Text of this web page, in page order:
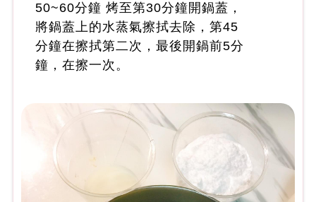
50~60分鐘 烤至第30分鐘開鍋蓋，
將鍋蓋上的水蒸氣擦拭去除，第45
分鐘在擦拭第二次，最後開鍋前5分
鐘，在擦一次。